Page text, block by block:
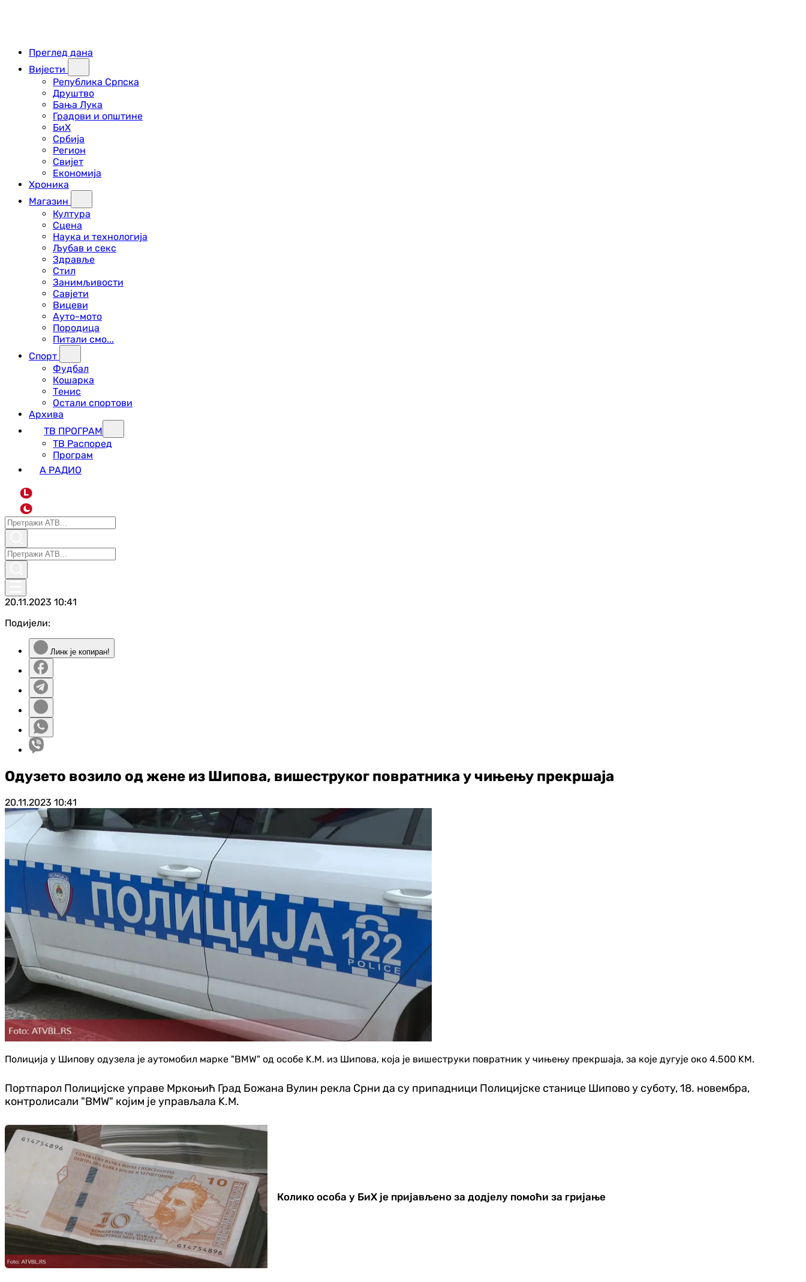
Преглед дана
Вијести
Република Српска
Друштво
Бања Лука
Градови и општине
БиХ
Србија
Регион
Свијет
Економија
Хроника
Магазин
Култура
Сцена
Наука и технологија
Љубав и секс
Здравље
Стил
Занимљивости
Савјети
Вицеви
Ауто-мото
Породица
Питали смо...
Спорт
Фудбал
Кошарка
Тенис
Остали спортови
Архива
ТВ ПРОГРАМ
ТВ Распоред
Програм
А РАДИО
L
20.11.2023 10:41
Подијели:
Линк је копиран!
Одузето возило од жене из Шипова, вишеструког повратника у чињењу прекршаја
20.11.2023 10:41
Полиција у Шипову одузела је аутомобил марке "BMW" од особе K.М. из Шипова, која је вишеструки повратник у чињењу прекршаја, за које дугује око 4.500 KМ.
Портпарол Полицијске управе Мркоњић Град Божана Вулин рекла Срни да су припадници Полицијске станице Шипово у суботу, 18. новембра,
контролисали "BMW" којим је управљала K.М.
Колико особа у БиХ је пријављено за додјелу помоћи за гријање